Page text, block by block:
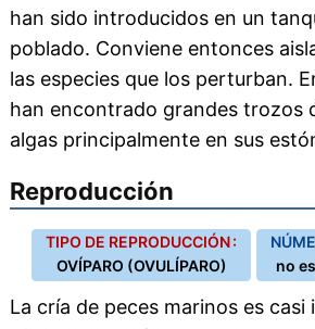
han sido introducidos en un
poblado. Conviene entonces
las especies que los perturban.
han encontrado grandes trozos
algas principalmente en sus
Reproducción
TIPO DE REPRODUCCIÓN :
OVÍPARO (OVULÍPARO)
no
La cría de peces marinos es casi